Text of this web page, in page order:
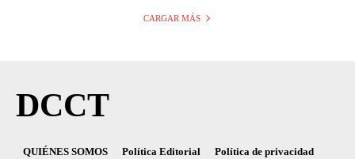
CARGAR MÁS
DCCT
QUIÉNES SOMOS Política Editorial Política de privacidad